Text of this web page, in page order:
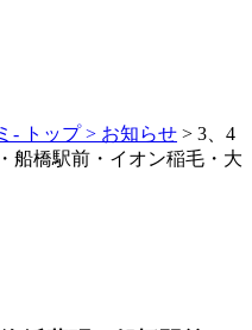
- トップ > お知らせ > 3、4
船橋駅前・イオン稲毛・大